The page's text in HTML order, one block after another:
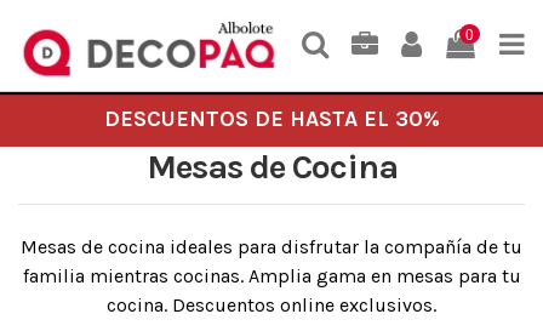
0
DESCUENTOS DE HASTA EL 30%
Mesas de Cocina
Mesas de cocina ideales para disfrutar la compañía de tu
familia mientras cocinas. Amplia gama en mesas para tu
cocina. Descuentos online exclusivos.